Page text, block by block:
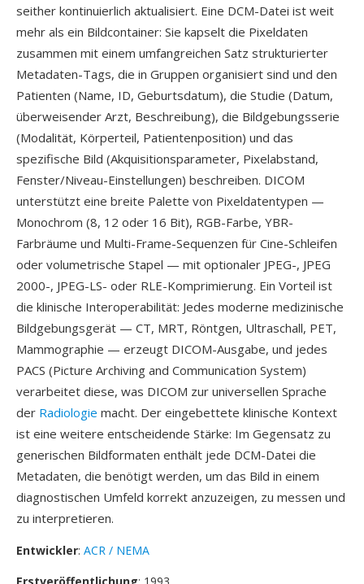
seither kontinuierlich aktualisiert. Eine DCM-Datei ist weit
mehr als ein Bildcontainer: Sie kapselt die Pixeldaten
zusammen mit einem umfangreichen Satz strukturierter
Metadaten-Tags, die in Gruppen organisiert sind und den
Patienten (Name, ID, Geburtsdatum), die Studie (Datum,
überweisender Arzt, Beschreibung), die Bildgebungsserie
(Modalität, Körperteil, Patientenposition) und das
spezifische Bild (Akquisitionsparameter, Pixelabstand,
Fenster/Niveau-Einstellungen) beschreiben. DICOM
unterstützt eine breite Palette von Pixeldatentypen —
Monochrom (8, 12 oder 16 Bit), RGB-Farbe, YBR-
Farbräume und Multi-Frame-Sequenzen für Cine-Schleifen
oder volumetrische Stapel — mit optionaler JPEG-, JPEG
2000-, JPEG-LS- oder RLE-Komprimierung. Ein Vorteil ist
die klinische Interoperabilität: Jedes moderne medizinische
Bildgebungsgerät — CT, MRT, Röntgen, Ultraschall, PET,
Mammographie — erzeugt DICOM-Ausgabe, und jedes
PACS (Picture Archiving and Communication System)
verarbeitet diese, was DICOM zur universellen Sprache
der Radiologie macht. Der eingebettete klinische Kontext
ist eine weitere entscheidende Stärke: Im Gegensatz zu
generischen Bildformaten enthält jede DCM-Datei die
Metadaten, die benötigt werden, um das Bild in einem
diagnostischen Umfeld korrekt anzuzeigen, zu messen und
zu interpretieren.
Entwickler: ACR / NEMA